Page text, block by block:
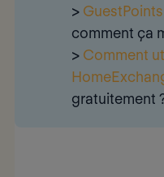
>
comment ça
> Comment
gratuitement